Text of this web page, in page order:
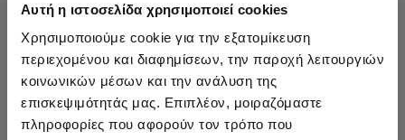
Αυτή η ιστοσελίδα χρησιμοποιεί cookies
Χρησιμοποιούμε cookie για την εξατομίκευση
περιεχομένου και διαφημίσεων, την παροχή λειτουργιών
κοινωνικών μέσων και την ανάλυση της
επισκεψιμότητάς μας. Επιπλέον, μοιραζόμαστε
πληροφορίες που αφορούν τον τρόπο που
Lorin Bralette Bikini Top
17,45 €
Lorin Τρίγωνο Bikini Top [D
Cup]
12,45 €